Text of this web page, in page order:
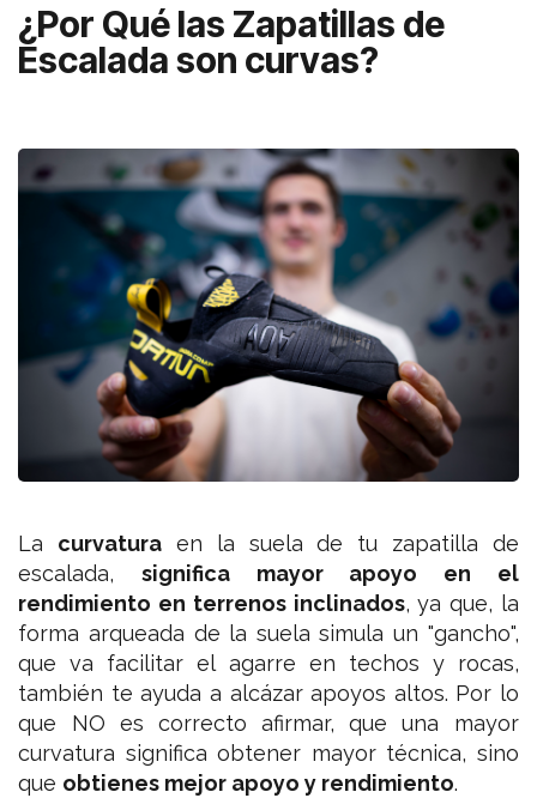
¿Por Qué las Zapatillas de
Escalada son curvas?
La curvatura en la suela de tu zapatilla de
escalada,significa mayor apoyo en el
rendimiento en terrenos inclinados, ya que, la
forma arqueada de la suela simula un "gancho",
que va facilitar el agarre en techos y rocas,
también te ayuda a alcázar apoyos altos. Por lo
que NO es correcto afirmar, que una mayor
curvatura significa obtener mayor técnica, sino
que obtienes mejor apoyo y rendimiento.